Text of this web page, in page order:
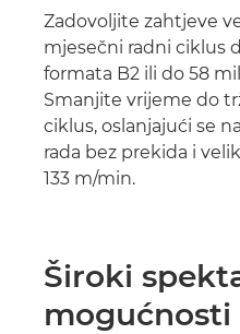
Zadovoljite zahtjeve
mjesečni radni ciklus
formata B2 ili do 58
Smanjite vrijeme do
ciklus, oslanjajući se
rada bez prekida i
133 m/min.
Široki
mogućnosti